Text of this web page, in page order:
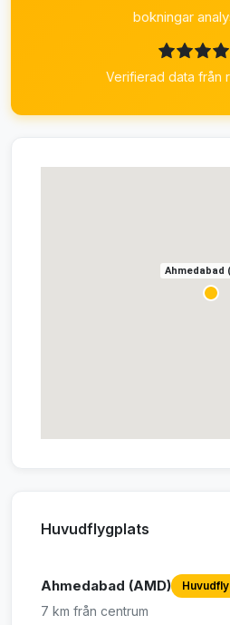
bokningar
Verifierad data från
Ahmedabad
Huvudflygplats
Ahmedabad (AMD)
7 km från centrum